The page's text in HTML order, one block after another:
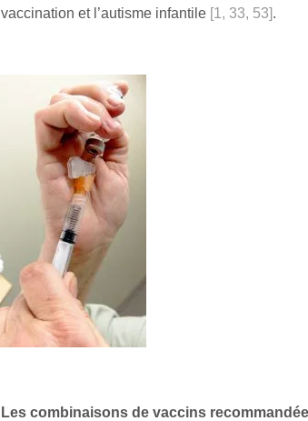
vaccination et l’autisme infantile [1, 33, 53].
Les combinaisons de vaccins